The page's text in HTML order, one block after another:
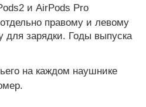
и AirPods Pro
правому и левому
для зарядки. Годы выпуска
на каждом наушнике